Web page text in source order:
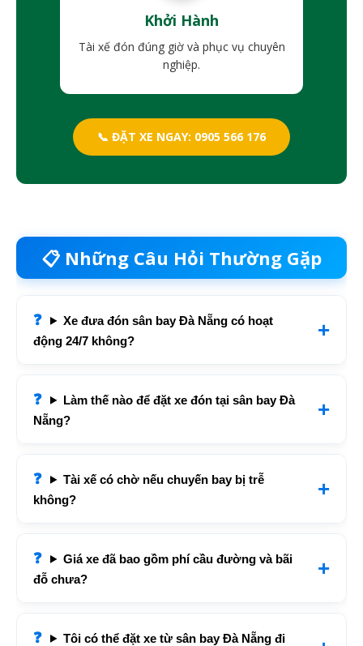
Khởi Hành
Tài xế đón đúng giờ và phục vụ chuyên
nghiệp.
📞 ĐẶT XE NGAY: 0905 566 176
📋 Những Câu Hỏi Thường Gặp
Xe đưa đón sân bay Đà Nẵng có hoạt
động 24/7 không?
Làm thế nào để đặt xe đón tại sân bay Đà
Nẵng?
Tài xế có chờ nếu chuyến bay bị trễ
không?
Giá xe đã bao gồm phí cầu đường và bãi
đỗ chưa?
Tôi có thể đặt xe từ sân bay Đà Nẵng đi